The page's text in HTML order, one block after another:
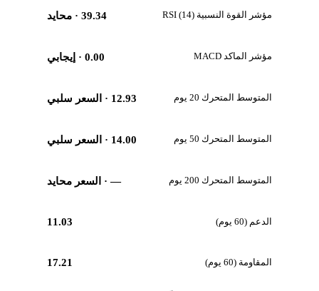
مؤشر القوة النسبية RSI (14) 39.34· محايد
مؤشر الماكد MACD 0.00· إيجابي
المتوسط المتحرك 20 يوم 12.93· السعر سلبي
المتوسط المتحرك 50 يوم 14.00· السعر سلبي
المتوسط المتحرك 200 يوم —· السعر محايد
الدعم (60 يوم) 11.03
المقاومة (60 يوم) 17.21